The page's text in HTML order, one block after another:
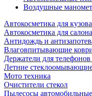
Воздушные
Автокосметика для кузова
Автокосметика для салона
Антидождь и
Влаговпитывающие
Держатели для телефонов
Летние
Мото техника
Очистители стекол
Пылесосы автомобильные